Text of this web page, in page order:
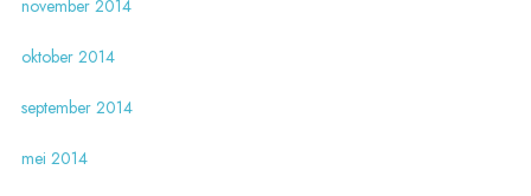
november 2014
oktober 2014
september 2014
mei 2014